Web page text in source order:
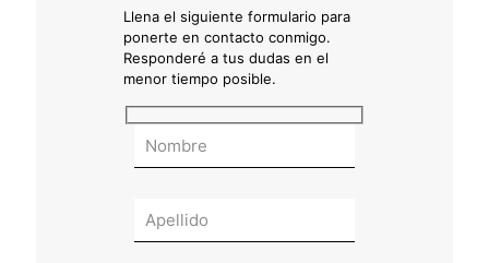
Llena el siguiente formulario para
ponerte en contacto conmigo.
Responderé a tus dudas en el
menor tiempo posible.